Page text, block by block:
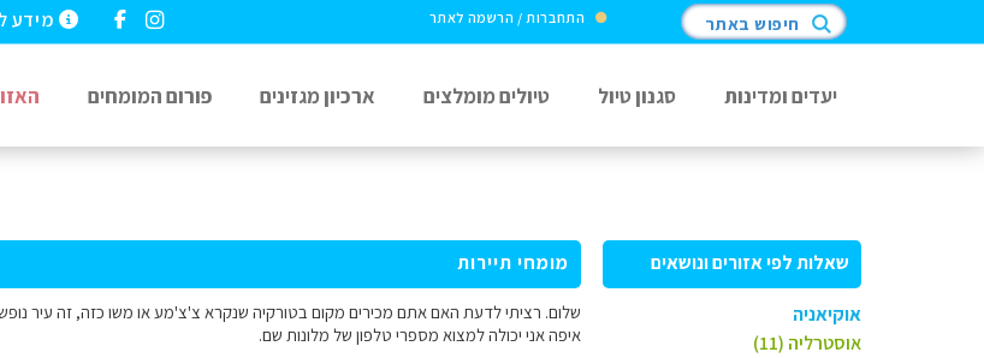
מידע התחברות / הרשמה לאתר חיפוש באתר
יעדים ומדינות סגנון טיול טיולים מומלצים ארכיון מגזינים פורום המומחים
שאלות לפי אזורים ונושאים
אוקיאניה
אוסטרליה (11)
מומחי תיירות
שלום. רציתי לדעת האם אתם מכירים מקום בטורקיה שנקרא צ'צ'מע או משו כזה, זה עיר
איפה אני יכולה למצוא מספרי טלפון של מלונות שם.